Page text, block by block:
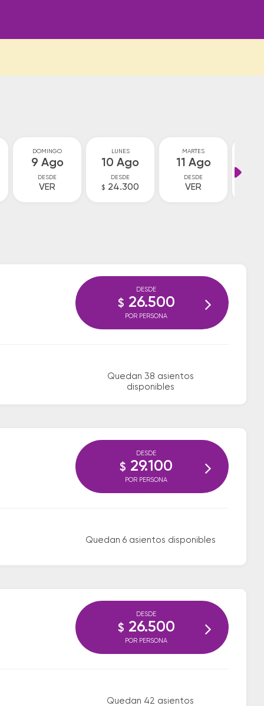
DOMINGO
9 Ago
DESDE
VER
LUNES
10 Ago
DESDE
$ 24.300
MARTES
11 Ago
DESDE
VER
Quedan 38 asientos
disponibles
DESDE
$ 26.500
POR PERSONA
Quedan 6 asientos disponibles
DESDE
$ 29.100
POR PERSONA
Quedan 42 asientos
DESDE
$ 26.500
POR PERSONA